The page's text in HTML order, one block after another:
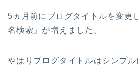
5ヵ月前にブログタイトルを変更
名検索」が増えました。
やはりブログタイトルはシンプ